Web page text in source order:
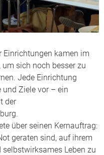
Einrichtungen kamen im
sich noch besser zu
Jede Einrichtung
und Ziele vor – ein
der
über seinen Kernauftrag:
geraten sind, auf ihrem
Leben zu